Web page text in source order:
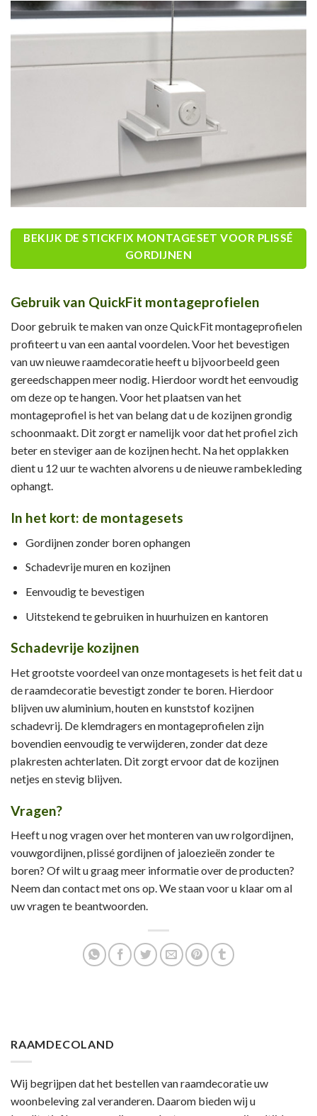
BEKIJK DE STICKFIX MONTAGESET VOOR PLISSÉ
GORDIJNEN
Gebruik van QuickFit montageprofielen
Door gebruik te maken van onze QuickFit montageprofielen
profiteert u van een aantal voordelen. Voor het bevestigen
van uw nieuwe raamdecoratie heeft u bijvoorbeeld geen
gereedschappen meer nodig. Hierdoor wordt het eenvoudig
om deze op te hangen. Voor het plaatsen van het
montageprofiel is het van belang dat u de kozijnen grondig
schoonmaakt. Dit zorgt er namelijk voor dat het profiel zich
beter en steviger aan de kozijnen hecht. Na het opplakken
dient u 12 uur te wachten alvorens u de nieuwe rambekleding
ophangt.
In het kort: de montagesets
Gordijnen zonder boren ophangen
Schadevrije muren en kozijnen
Eenvoudig te bevestigen
Uitstekend te gebruiken in huurhuizen en kantoren
Schadevrije kozijnen
Het grootste voordeel van onze montagesets is het feit dat u
de raamdecoratie bevestigt zonder te boren. Hierdoor
blijven uw aluminium, houten en kunststof kozijnen
schadevrij. De klemdragers en montageprofielen zijn
bovendien eenvoudig te verwijderen, zonder dat deze
plakresten achterlaten. Dit zorgt ervoor dat de kozijnen
netjes en stevig blijven.
Vragen?
Heeft u nog vragen over het monteren van uw rolgordijnen,
vouwgordijnen, plissé gordijnen of jaloezieën zonder te
boren? Of wilt u graag meer informatie over de producten?
Neem dan contact met ons op. We staan voor u klaar om al
uw vragen te beantwoorden.
RAAMDECOLAND
Wij begrijpen dat het bestellen van raamdecoratie uw
woonbeleving zal veranderen. Daarom bieden wij u